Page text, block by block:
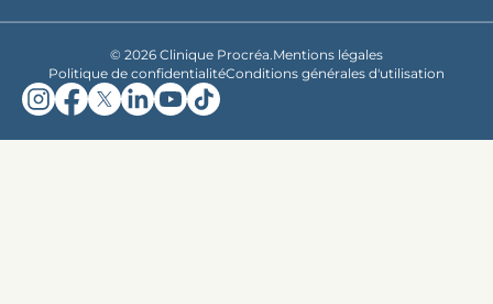
© 2026 Clinique Procréa.Mentions légales
Politique de confidentialitéConditions générales d'utilisation